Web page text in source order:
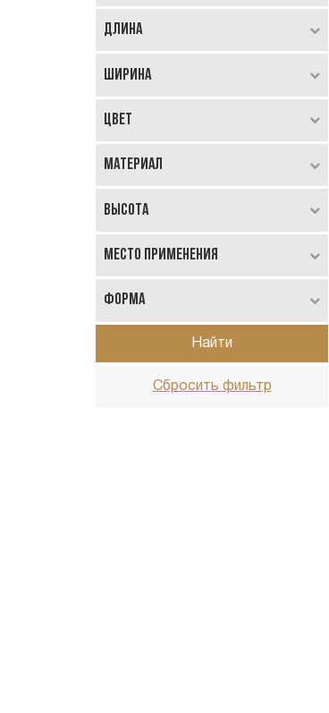
Длина
Ширина
Цвет
Материал
Высота
Место применения
Форма
Найти
Сбросить фильтр